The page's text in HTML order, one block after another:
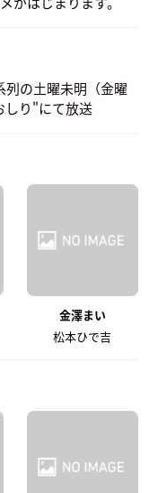
列の土曜未明（金曜
しり"にて放送
金澤まい
松本ひで吉